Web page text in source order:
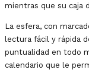
mientras que su caja
La esfera, con
lectura fácil y rápida
puntualidad en todo
calendario que le